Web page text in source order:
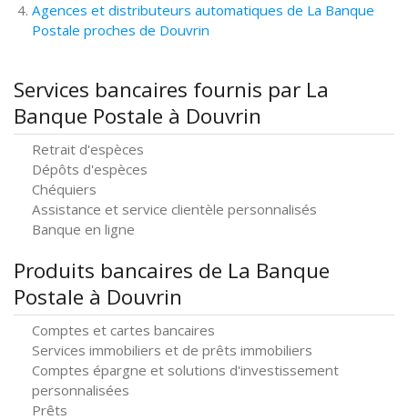
Agences et distributeurs automatiques de La Banque
Postale proches de Douvrin
Services bancaires fournis par La
Banque Postale à Douvrin
Retrait d'espèces
Dépôts d'espèces
Chéquiers
Assistance et service clientèle personnalisés
Banque en ligne
Produits bancaires de La Banque
Postale à Douvrin
Comptes et cartes bancaires
Services immobiliers et de prêts immobiliers
Comptes épargne et solutions d'investissement
personnalisées
Prêts